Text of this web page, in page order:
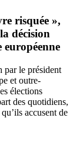
risquée »,
décision
par le président
et outre-
élections
des quotidiens,
accusent de